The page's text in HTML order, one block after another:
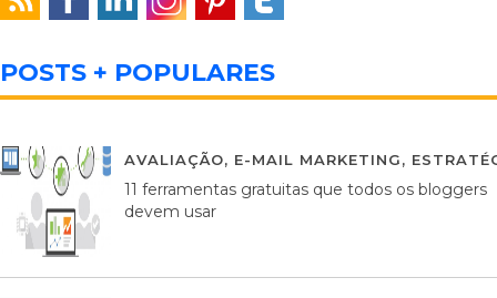
POSTS + POPULARES
AVALIAÇÃO, E-MAIL MARKETING,
11 ferramentas gratuitas que todos os bloggers
devem usar